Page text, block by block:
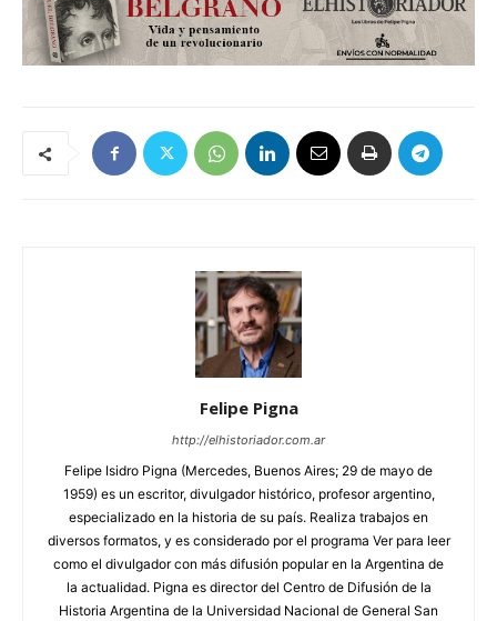
Felipe Pigna
http://elhistoriador.com.ar
Felipe Isidro Pigna (Mercedes, Buenos Aires; 29 de mayo de
1959) es un escritor, divulgador histórico, profesor argentino,
especializado en la historia de su país. Realiza trabajos en
diversos formatos, y es considerado por el programa Ver para leer
como el divulgador con más difusión popular en la Argentina de
la actualidad. Pigna es director del Centro de Difusión de la
Historia Argentina de la Universidad Nacional de General San